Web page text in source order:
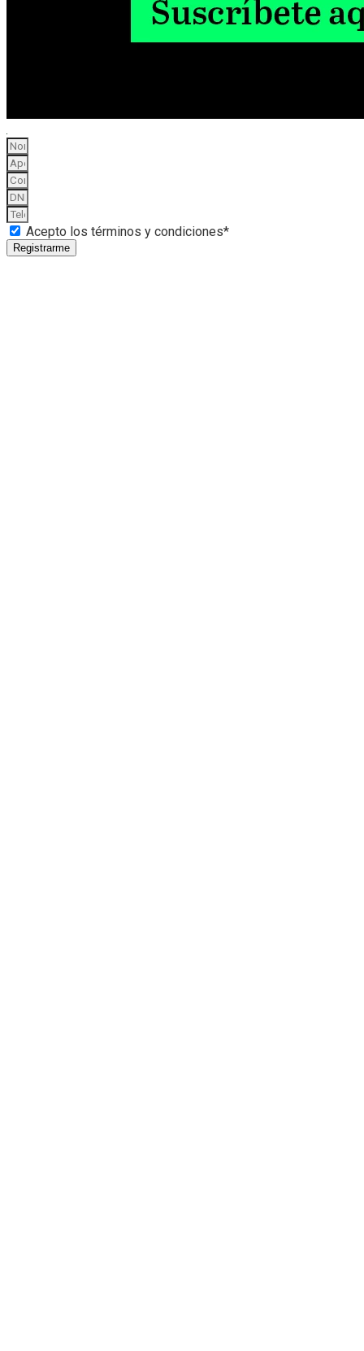
Acepto los términos y condiciones*
Registrarme